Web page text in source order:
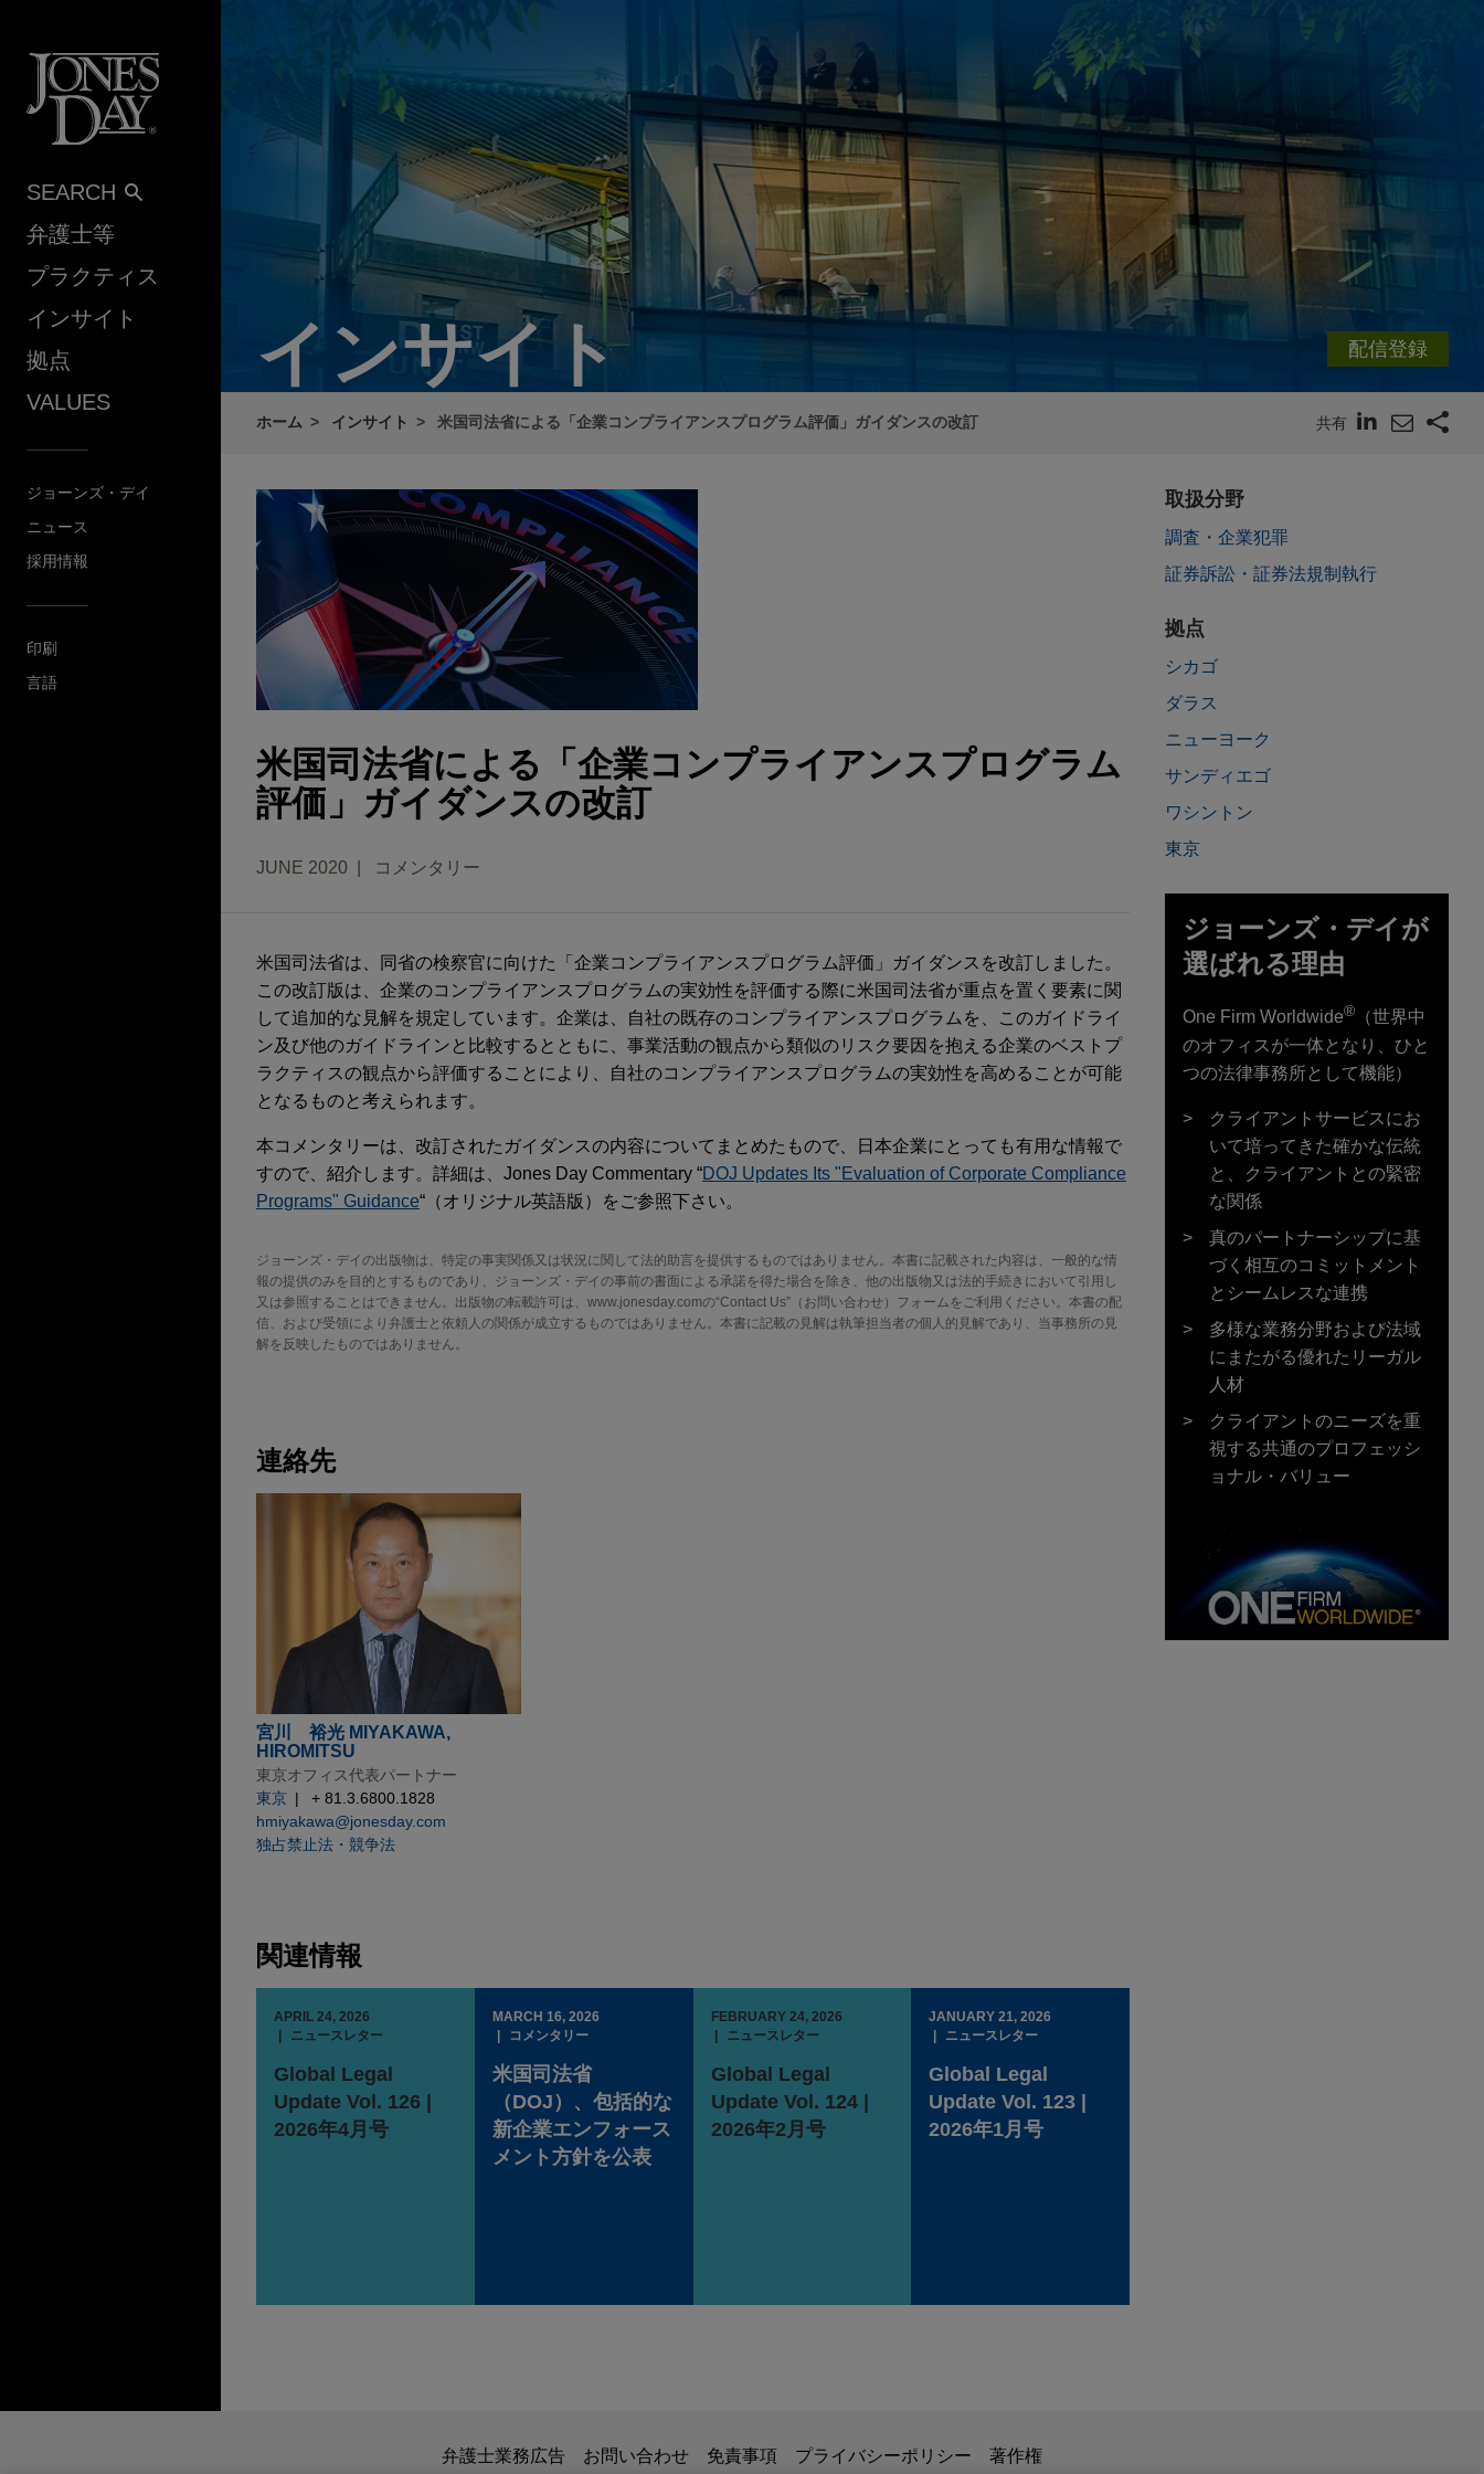
SEARCH
弁護士等
プラクティス
インサイト
拠点
VALUES
ジョーンズ・デイ
ニュース
採用情報
印刷
言語
インサイト 配信登録
ホーム インサイト 米国司法省による「企業コンプライアンスプログラム評価」ガイダンスの改訂 共有
米国司法省による「企業コンプライアンスプログラム
評価」ガイダンスの改訂
JUNE 2020 コメンタリー
米国司法省は、同省の検察官に向けた「企業コンプライアンスプログラム評価」ガイダンスを改訂しました。
この改訂版は、企業のコンプライアンスプログラムの実効性を評価する際に米国司法省が重点を置く要素に関
して追加的な見解を規定しています。企業は、自社の既存のコンプライアンスプログラムを、このガイドライ
ン及び他のガイドラインと比較するとともに、事業活動の観点から類似のリスク要因を抱える企業のベストプ
ラクティスの観点から評価することにより、自社のコンプライアンスプログラムの実効性を高めることが可能
となるものと考えられます。
本コメンタリーは、改訂されたガイダンスの内容についてまとめたもので、日本企業にとっても有用な情報で
すので、紹介します。詳細は、Jones Day Commentary “DOJ Updates Its "Evaluation of Corporate Compliance
Programs" Guidance“（オリジナル英語版）をご参照下さい。
ジョーンズ・デイの出版物は、特定の事実関係又は状況に関して法的助言を提供するものではありません。本書に記載された内容は、一般的な情
報の提供のみを目的とするものであり、ジョーンズ・デイの事前の書面による承諾を得た場合を除き、他の出版物又は法的手続きにおいて引用し
又は参照することはできません。出版物の転載許可は、www.jonesday.comの“Contact Us”（お問い合わせ）フォームをご利用ください。本書の配
信、および受領により弁護士と依頼人の関係が成立するものではありません。本書に記載の見解は執筆担当者の個人的見解であり、当事務所の見
解を反映したものではありません。
連絡先
宮川 裕光 MIYAKAWA,
HIROMITSU
東京オフィス代表パートナー
東京
+ 81.3.6800.1828
hmiyakawa@jonesday.com
独占禁止法・競争法
関連情報
APRIL 24, 2026
ニュースレター
Global Legal
Update Vol. 126 |
2026年4月号
MARCH 16, 2026
コメンタリー
米国司法省
（DOJ）、包括的な
新企業エンフォース
メント方針を公表
FEBRUARY 24, 2026
ニュースレター
Global Legal
Update Vol. 124 |
2026年2月号
JANUARY 21, 2026
ニュースレター
Global Legal
Update Vol. 123 |
2026年1月号
取扱分野
調査・企業犯罪
証券訴訟・証券法規制執行
拠点
シカゴ
ダラス
ニューヨーク
サンディエゴ
ワシントン
東京
ジョーンズ・デイが
選ばれる理由
One Firm Worldwide® （世界中
のオフィスが一体となり、ひと
つの法律事務所として機能）
クライアントサービスにお
いて培ってきた確かな伝統
と、クライアントとの緊密
な関係
真のパートナーシップに基
づく相互のコミットメント
とシームレスな連携
多様な業務分野および法域
にまたがる優れたリーガル
人材
クライアントのニーズを重
視する共通のプロフェッシ
ョナル・バリュー
www.jonesday.comに掲載されている情報は、一般的な使用を目的としており、法的アドバイスを目的としたものではありません。このEmailを送信することに
弁護士業務広告 お問い合わせ 免責事項 プライバシーポリシー 著作権